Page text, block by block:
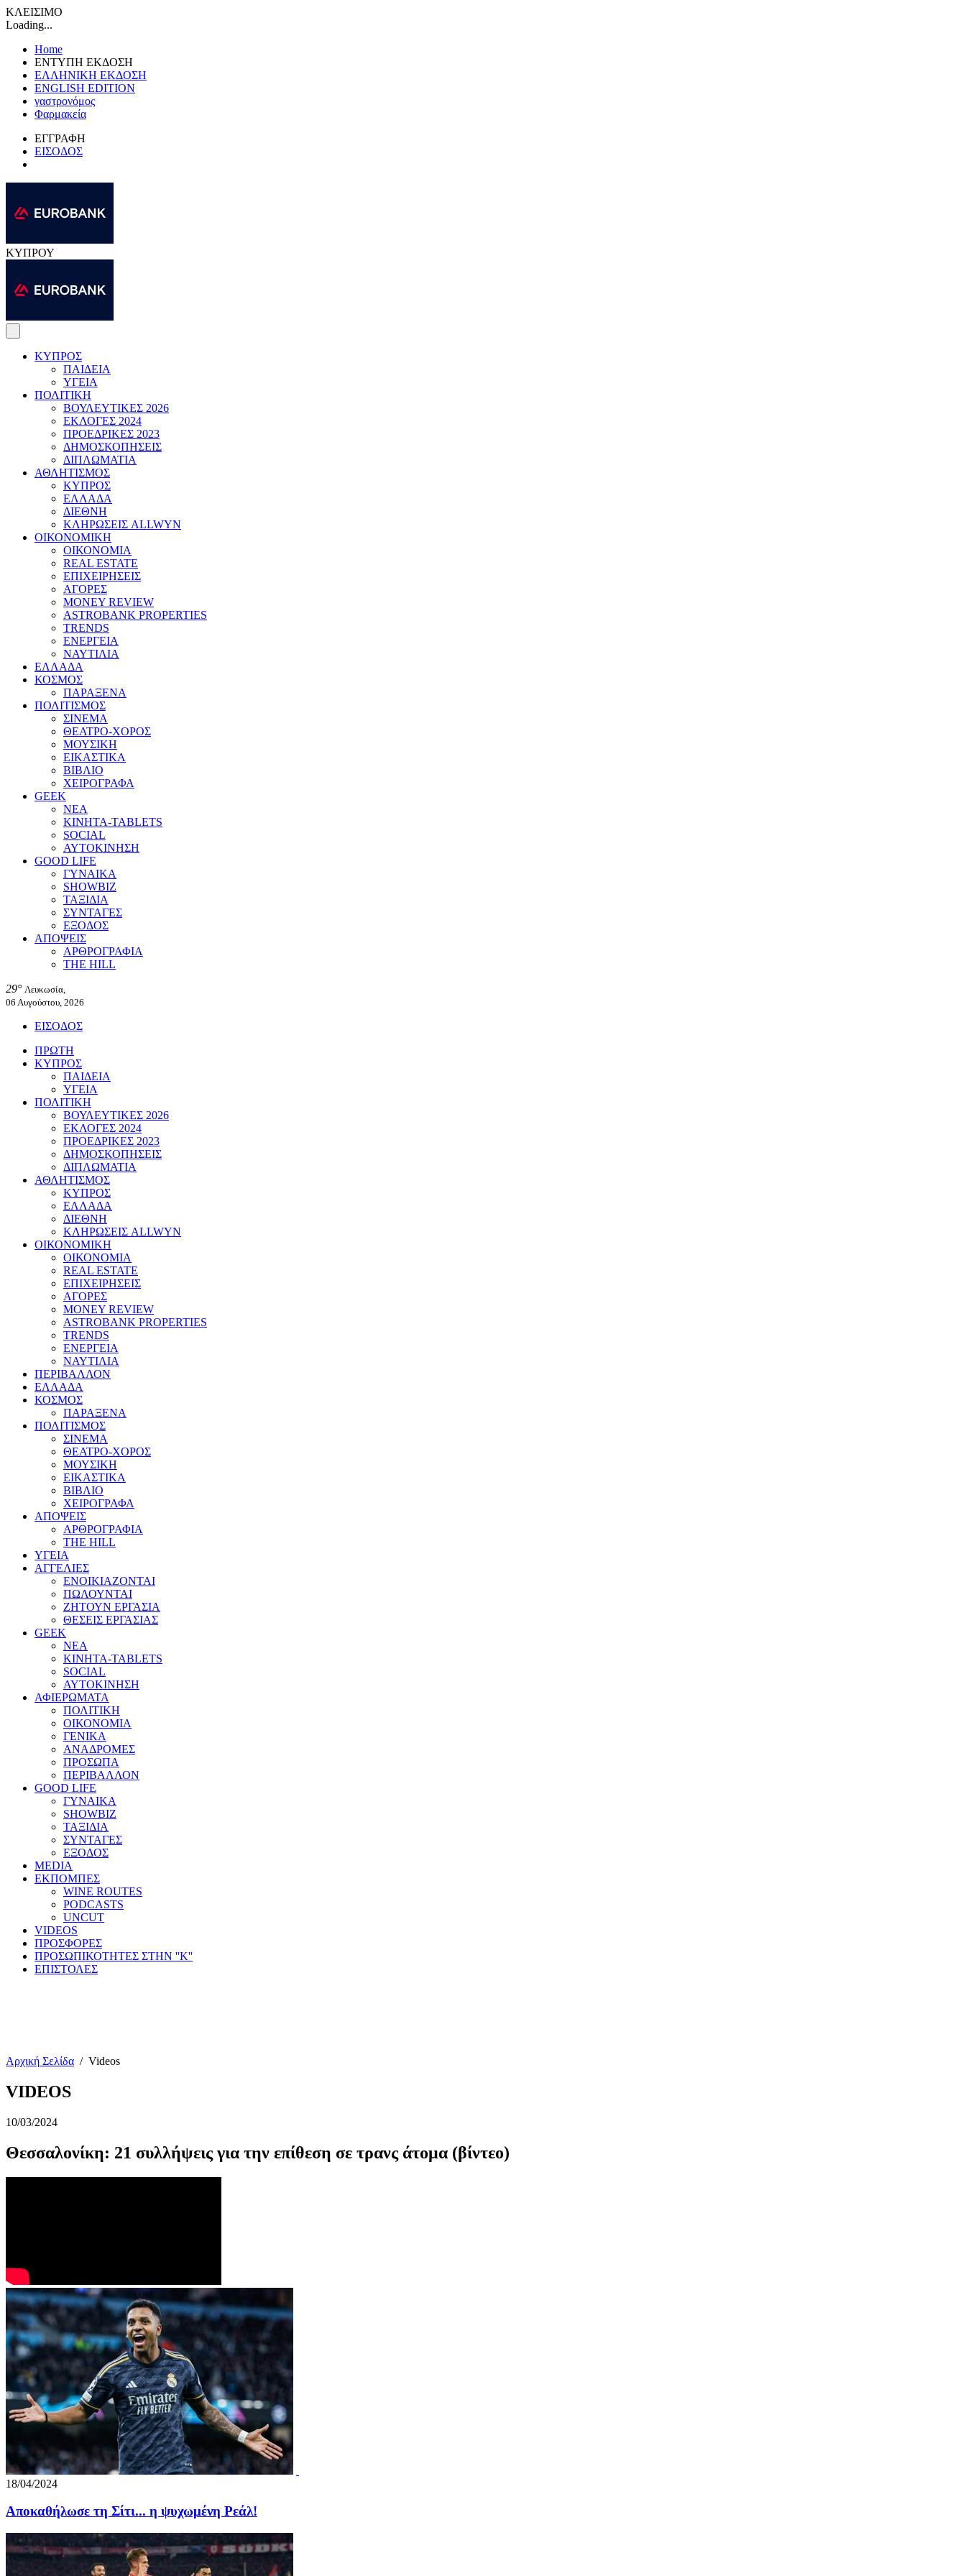
ΚΛΕΙΣΙΜΟ
Loading...
Home
ΕΝΤΥΠΗ ΕΚΔΟΣΗ
ΕΛΛΗΝΙΚΗ ΕΚΔΟΣΗ
ENGLISH EDITION
γαστρονόμος
Φαρμακεία
ΕΓΓΡΑΦΗ
ΕΙΣΟΔΟΣ
ΚΥΠΡΟΥ
ΚΥΠΡΟΣ
ΠΑΙΔΕΙΑ
ΥΓΕΙΑ
ΠΟΛΙΤΙΚΗ
ΒΟΥΛΕΥΤΙΚΕΣ 2026
ΕΚΛΟΓΕΣ 2024
ΠΡΟΕΔΡΙΚΕΣ 2023
ΔΗΜΟΣΚΟΠΗΣΕΙΣ
ΔΙΠΛΩΜΑΤΙΑ
ΑΘΛΗΤΙΣΜΟΣ
ΚΥΠΡΟΣ
ΕΛΛΑΔΑ
ΔΙΕΘΝΗ
ΚΛΗΡΩΣΕΙΣ ALLWYN
ΟΙΚΟΝΟΜΙΚΗ
ΟΙΚΟΝΟΜΙΑ
REAL ESTATE
ΕΠΙΧΕΙΡΗΣΕΙΣ
ΑΓΟΡΕΣ
MONEY REVIEW
ASTROBANK PROPERTIES
TRENDS
ΕΝΕΡΓΕΙΑ
ΝΑΥΤΙΛΙΑ
ΕΛΛΑΔΑ
ΚΟΣΜΟΣ
ΠΑΡΑΞΕΝΑ
ΠΟΛΙΤΙΣΜΟΣ
ΣΙΝΕΜΑ
ΘΕΑΤΡΟ-ΧΟΡΟΣ
ΜΟΥΣΙΚΗ
ΕΙΚΑΣΤΙΚΑ
ΒΙΒΛΙΟ
ΧΕΙΡΟΓΡΑΦΑ
GEEK
ΝΕΑ
ΚΙΝΗΤΑ-TABLETS
SOCIAL
ΑΥΤΟΚΙΝΗΣΗ
GOOD LIFE
ΓΥΝΑΙΚΑ
SHOWBIZ
ΤΑΞΙΔΙΑ
ΣΥΝΤΑΓΕΣ
ΕΞΟΔΟΣ
ΑΠΟΨΕΙΣ
ΑΡΘΡΟΓΡΑΦΙΑ
THE HILL
29° Λευκωσία,
06 Αυγούστου, 2026
ΕΙΣΟΔΟΣ
ΠΡΩΤΗ
ΚΥΠΡΟΣ
ΠΑΙΔΕΙΑ
ΥΓΕΙΑ
ΠΟΛΙΤΙΚΗ
ΒΟΥΛΕΥΤΙΚΕΣ 2026
ΕΚΛΟΓΕΣ 2024
ΠΡΟΕΔΡΙΚΕΣ 2023
ΔΗΜΟΣΚΟΠΗΣΕΙΣ
ΔΙΠΛΩΜΑΤΙΑ
ΑΘΛΗΤΙΣΜΟΣ
ΚΥΠΡΟΣ
ΕΛΛΑΔΑ
ΔΙΕΘΝΗ
ΚΛΗΡΩΣΕΙΣ ALLWYN
ΟΙΚΟΝΟΜΙΚΗ
ΟΙΚΟΝΟΜΙΑ
REAL ESTATE
ΕΠΙΧΕΙΡΗΣΕΙΣ
ΑΓΟΡΕΣ
MONEY REVIEW
ASTROBANK PROPERTIES
TRENDS
ΕΝΕΡΓΕΙΑ
ΝΑΥΤΙΛΙΑ
ΠΕΡΙΒΑΛΛΟΝ
ΕΛΛΑΔΑ
ΚΟΣΜΟΣ
ΠΑΡΑΞΕΝΑ
ΠΟΛΙΤΙΣΜΟΣ
ΣΙΝΕΜΑ
ΘΕΑΤΡΟ-ΧΟΡΟΣ
ΜΟΥΣΙΚΗ
ΕΙΚΑΣΤΙΚΑ
ΒΙΒΛΙΟ
ΧΕΙΡΟΓΡΑΦΑ
ΑΠΟΨΕΙΣ
ΑΡΘΡΟΓΡΑΦΙΑ
THE HILL
ΥΓΕΙΑ
ΑΓΓΕΛΙΕΣ
ΕΝΟΙΚΙΑΖΟΝΤΑΙ
ΠΩΛΟΥΝΤΑΙ
ΖΗΤΟΥΝ ΕΡΓΑΣΙΑ
ΘΕΣΕΙΣ ΕΡΓΑΣΙΑΣ
GEEK
ΝΕΑ
ΚΙΝΗΤΑ-TABLETS
SOCIAL
ΑΥΤΟΚΙΝΗΣΗ
ΑΦΙΕΡΩΜΑΤΑ
ΠΟΛΙΤΙΚΗ
ΟΙΚΟΝΟΜΙΑ
ΓΕΝΙΚΑ
ΑΝΑΔΡΟΜΕΣ
ΠΡΟΣΩΠΑ
ΠΕΡΙΒΑΛΛΟΝ
GOOD LIFE
ΓΥΝΑΙΚΑ
SHOWBIZ
ΤΑΞΙΔΙΑ
ΣΥΝΤΑΓΕΣ
ΕΞΟΔΟΣ
MEDIA
ΕΚΠΟΜΠΕΣ
WINE ROUTES
PODCASTS
UNCUT
VIDEOS
ΠΡΟΣΦΟΡΕΣ
ΠΡΟΣΩΠΙΚΟΤΗΤΕΣ ΣΤΗΝ ''Κ''
ΕΠΙΣΤΟΛΕΣ
Αρχική Σελίδα / Videos
VIDEOS
10/03/2024
Θεσσαλονίκη: 21 συλλήψεις για την επίθεση σε τρανς άτομα (βίντεο)
18/04/2024
Αποκαθήλωσε τη Σίτι... η ψυχωμένη Ρεάλ!